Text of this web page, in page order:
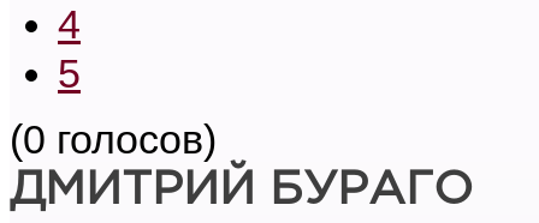
4
5
(0 голосов)
ДМИТРИЙ БУРАГО